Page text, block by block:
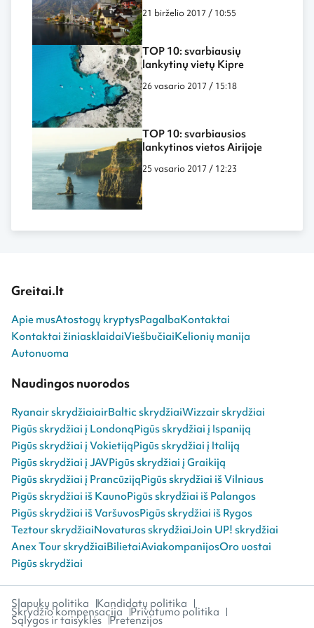
21 birželio 2017 / 10:55
TOP 10: svarbiausių
lankytinų vietų Kipre
26 vasario 2017 / 15:18
TOP 10: svarbiausios
lankytinos vietos Airijoje
25 vasario 2017 / 12:23
Greitai.lt
Apie musAtostogų kryptysPagalbaKontaktai
Kontaktai žiniasklaidaiViešbučiaiKelionių manija
Autonuoma
Naudingos nuorodos
Ryanair skrydžiaiairBaltic skrydžiaiWizzair skrydžiai
Pigūs skrydžiai į LondonąPigūs skrydžiai į Ispaniją
Pigūs skrydžiai į VokietijąPigūs skrydžiai į Italiją
Pigūs skrydžiai į JAVPigūs skrydžiai į Graikiją
Pigūs skrydžiai į PrancūzijąPigūs skrydžiai iš Vilniaus
Pigūs skrydžiai iš KaunoPigūs skrydžiai iš Palangos
Pigūs skrydžiai iš VaršuvosPigūs skrydžiai iš Rygos
Teztour skrydžiaiNovaturas skrydžiaiJoin UP! skrydžiai
Anex Tour skrydžiaiBilietaiAviakompanijosOro uostai
Pigūs skrydžiai
Slapukų politika Kandidatų politika
Skrydžio kompensacija Privatumo politika
Sąlygos ir taisyklės Pretenzijos